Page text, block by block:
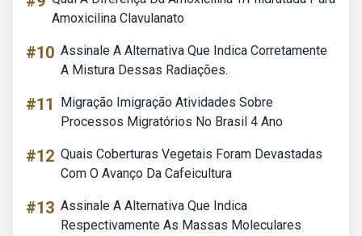
Amoxicilina Clavulanato
#10 Assinale A Alternativa Que Indica Corretamente
A Mistura Dessas Radiações.
#11
Migração Imigração Atividades Sobre
Processos Migratórios No Brasil 4 Ano
#12 Quais Coberturas Vegetais Foram Devastadas
Com O Avanço Da Cafeicultura
#13 Assinale A Alternativa Que Indica
Respectivamente As Massas Moleculares